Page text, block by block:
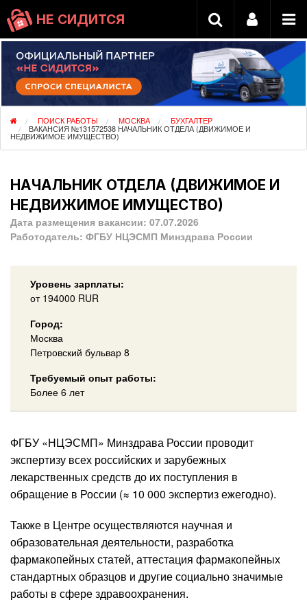
НЕ СИДИТСЯ
ПОИСК РАБОТЫ МОСКВА БУХГАЛТЕР
ВАКАНСИЯ №131572538 НАЧАЛЬНИК ОТДЕЛА (ДВИЖИМОЕ И
НЕДВИЖИМОЕ ИМУЩЕСТВО)
НАЧАЛЬНИК ОТДЕЛА (ДВИЖИМОЕ И
НЕДВИЖИМОЕ ИМУЩЕСТВО)
Дата размещения вакансии: 07.07.2026
Работодатель: ФГБУ НЦЭСМП Минздрава России
Уровень зарплаты:
от 194000 RUR
Город:
Москва
Петровский бульвар 8
Требуемый опыт работы:
Более 6 лет
ФГБУ «НЦЭСМП» Минздрава России проводит
экспертизу всех российских и зарубежных
лекарственных средств до их поступления в
обращение в России (≈ 10 000 экспертиз ежегодно).
Также в Центре осуществляются научная и
образовательная деятельности, разработка
фармакопейных статей, аттестация фармакопейных
стандартных образцов и другие социально значимые
работы в сфере здравоохранения.